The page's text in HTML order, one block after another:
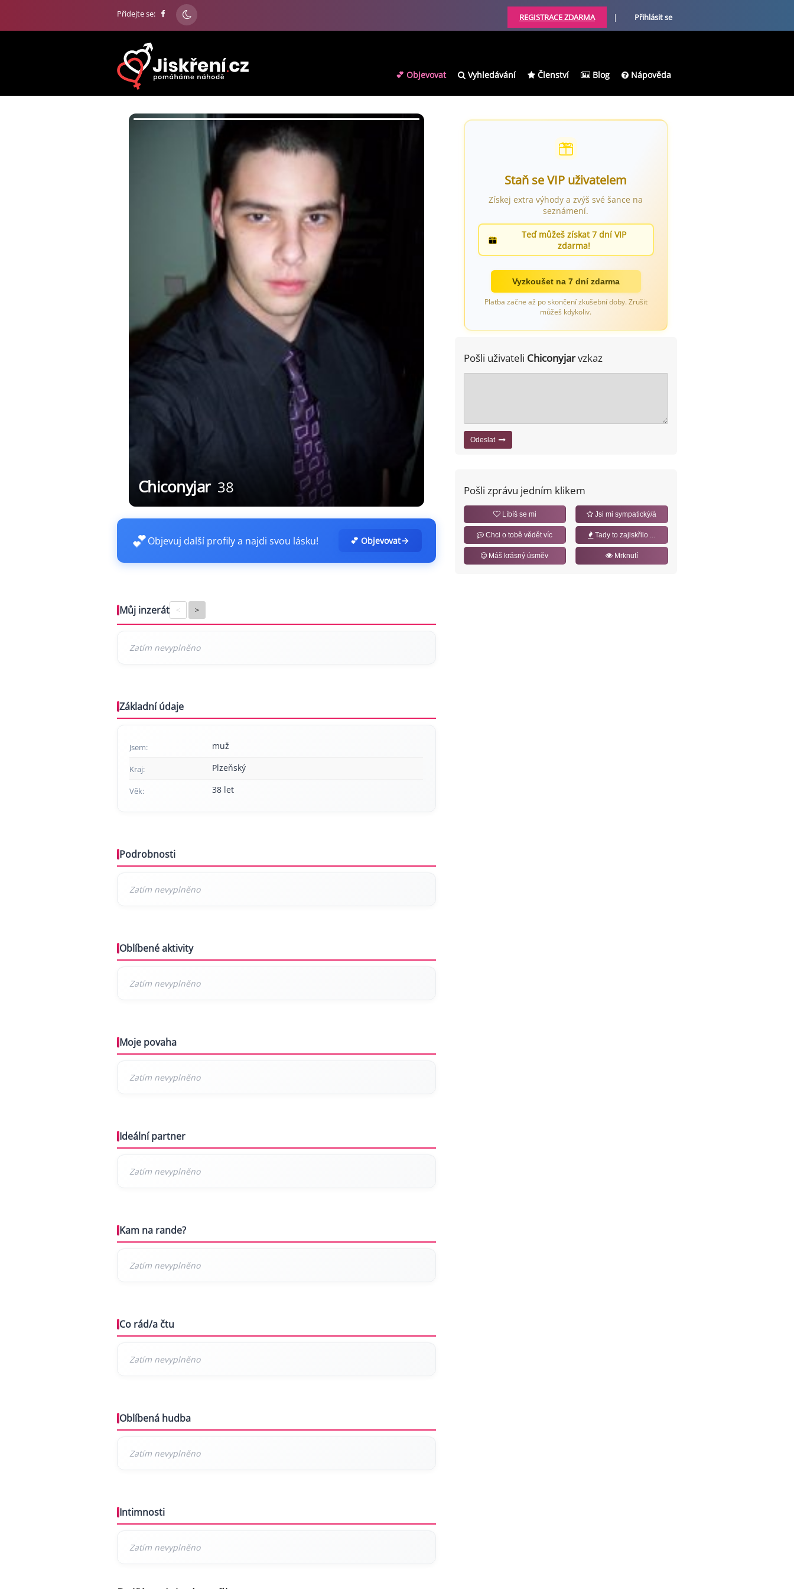
Přidejte se: REGISTRACE ZDARMA | Přihlásit se
💕 Objevovat Vyhledávání Členství Blog Nápověda
Chiconyjar 38
💕Objevuj další profily a najdi svou lásku! 💕 Objevovat
Můj inzerát < >
Základní údaje
Jsem: muž
Kraj: Plzeňský
Věk: 38 let
Podrobnosti
Oblíbené aktivity
Moje povaha
Ideální partner
Kam na rande?
Co rád/a čtu
Oblíbená hudba
Intimnosti
Staň se VIP uživatelem
Získej extra výhody a zvýš své šance na
seznámení.
Teď můžeš získat 7 dní VIP
zdarma!
Vyzkoušet na 7 dní zdarma
Platba začne až po skončení zkušební doby. Zrušit
můžeš kdykoliv.
Pošli uživateli Chiconyjarvzkaz
Odeslat
Pošli zprávu jedním klikem
Líbíš se mi Jsi mi sympatický/á
Chci o tobě vědět víc Tady to zajiskřilo ...
Máš krásný úsměv Mrknutí